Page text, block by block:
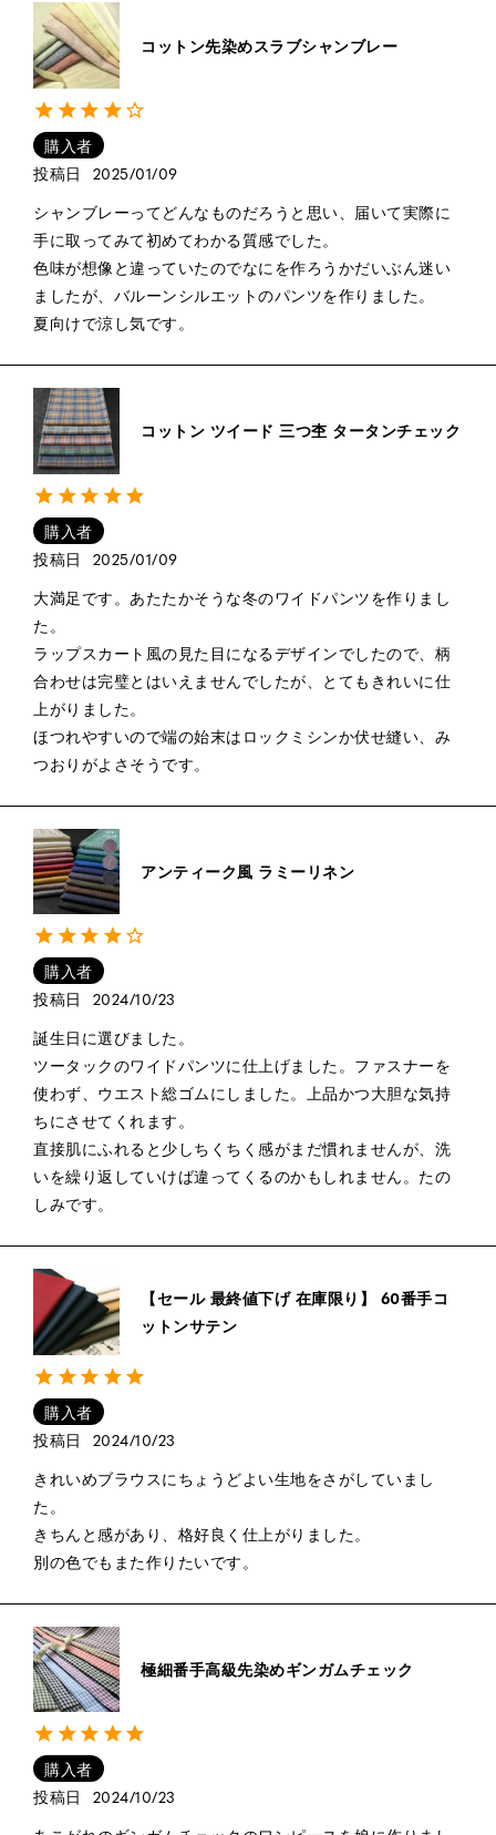
コットン先染めスラブシャンブレー
購入者
投稿日
2025/01/09
シャンブレーってどんなものだろうと思い、届いて実際に
手に取ってみて初めてわかる質感でした。
色味が想像と違っていたのでなにを作ろうかだいぶん迷い
ましたが、バルーンシルエットのパンツを作りました。
夏向けで涼し気です。
コットン ツイード 三つ杢 タータンチェック
購入者
投稿日
2025/01/09
大満足です。あたたかそうな冬のワイドパンツを作りまし
た。
ラップスカート風の見た目になるデザインでしたので、柄
合わせは完璧とはいえませんでしたが、とてもきれいに仕
上がりました。
ほつれやすいので端の始末はロックミシンか伏せ縫い、み
アンティーク風 ラミーリネン
購入者
投稿日
2024/10/23
誕生日に選びました。
ツータックのワイドパンツに仕上げました。ファスナーを
使わず、ウエスト総ゴムにしました。上品かつ大胆な気持
ちにさせてくれます。
直接肌にふれると少しちくちく感がまだ慣れませんが、洗
いを繰り返していけば違ってくるのかもしれません。たの
しみです。
【セール 最終値下げ 在庫限り】 60番手コ
ットンサテン
購入者
投稿日
2024/10/23
きれいめブラウスにちょうどよい生地をさがしていまし
た。
きちんと感があり、格好良く仕上がりました。
別の色でもまた作りたいです。
極細番手高級先染めギンガムチェック
購入者
投稿日
2024/10/23